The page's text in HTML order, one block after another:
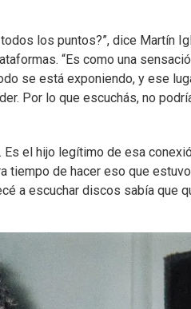
los puntos?”, dice Martín
“Es como una
se está exponiendo, y ese
Por lo que escuchás, no
Es el hijo legítimo de esa
tiempo de hacer eso que
a escuchar discos sabía que